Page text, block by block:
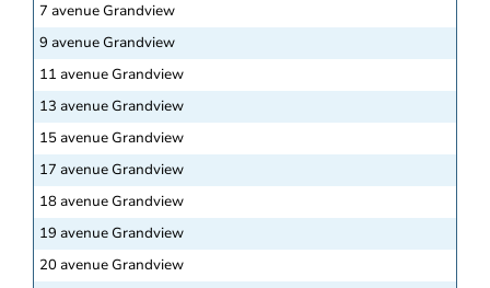
7 avenue Grandview
9 avenue Grandview
11 avenue Grandview
13 avenue Grandview
15 avenue Grandview
17 avenue Grandview
18 avenue Grandview
19 avenue Grandview
20 avenue Grandview